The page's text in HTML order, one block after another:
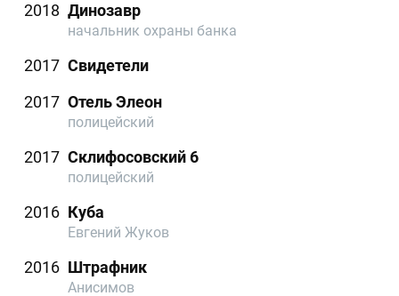
2018 Динозавр
начальник охраны банка
2017 Свидетели
2017 Отель Элеон
полицейский
2017 Склифосовский 6
полицейский
2016 Куба
Евгений Жуков
2016 Штрафник
Анисимов